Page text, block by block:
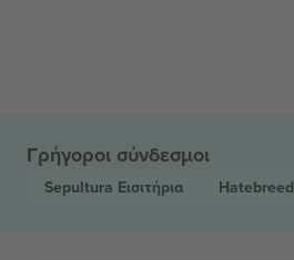
Γρήγοροι σύνδεσμοι
Sepultura Εισιτήρια Hatebreed